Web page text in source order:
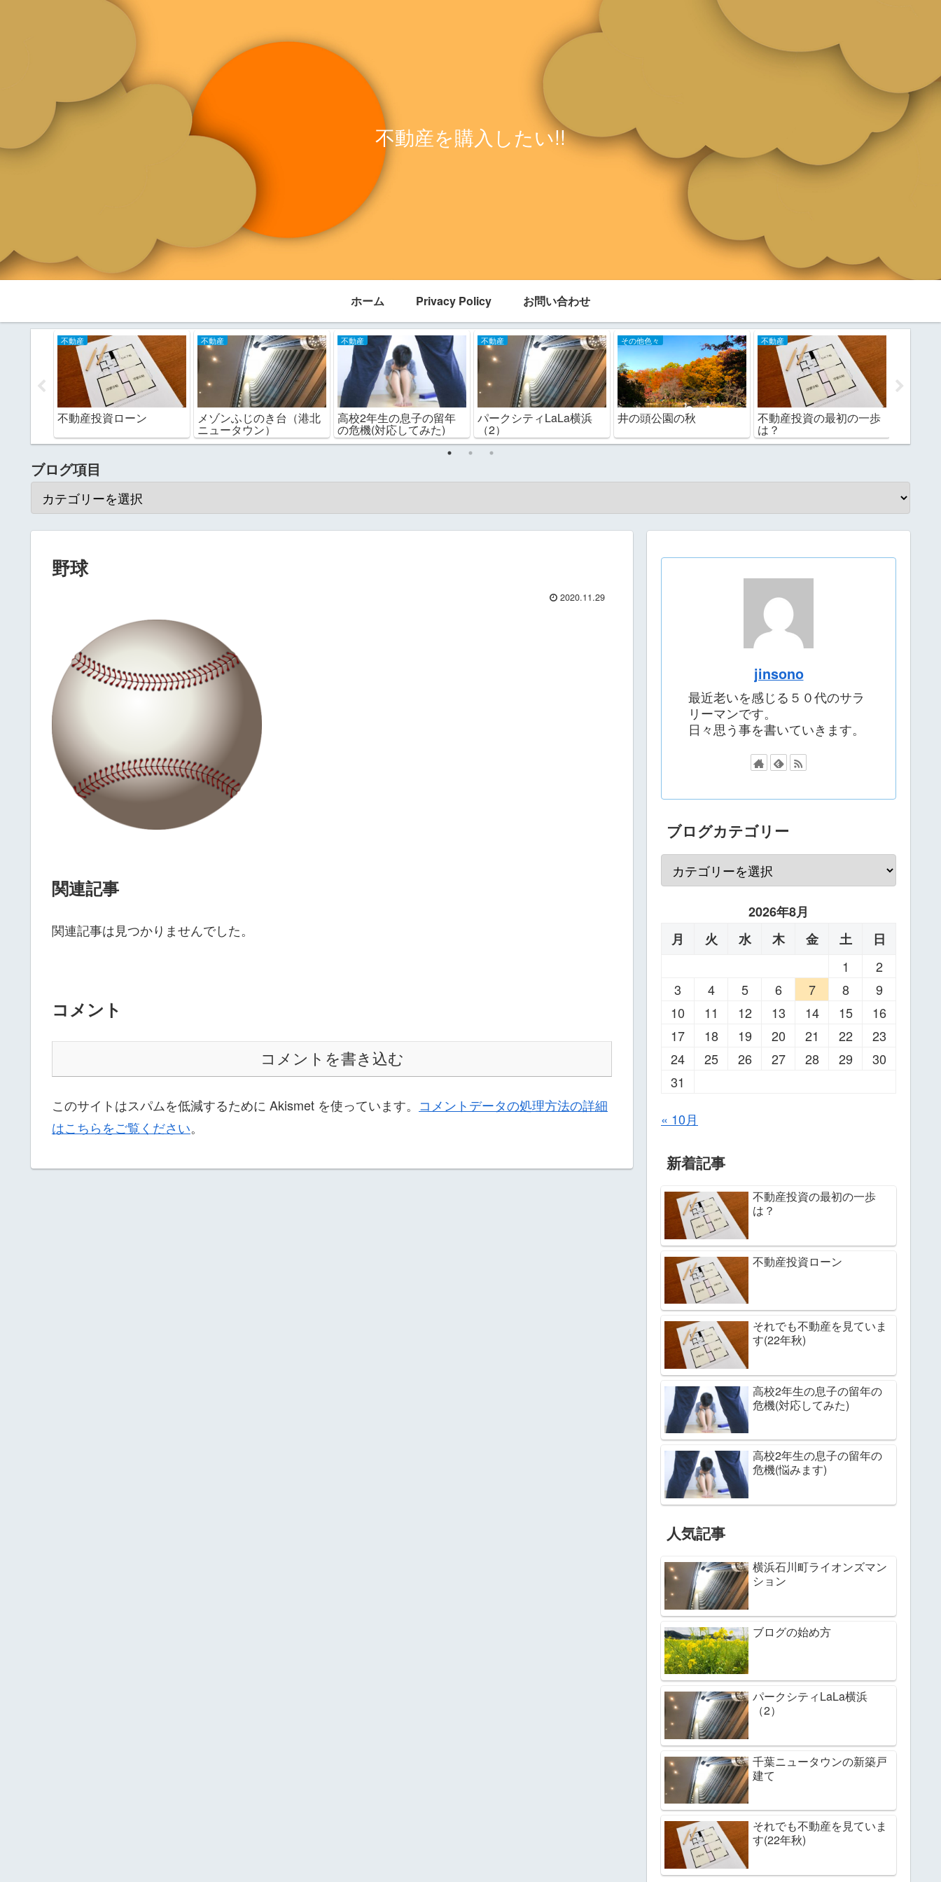
不動産を購入したい!!
ホーム Privacy Policy お問い合わせ
不動産
不動産投資ローン
不動産
メゾンふじのき台（港北
ニュータウン）
不動産
高校2年生の息子の留年
の危機(対応してみた)
不動産
パークシティLaLa横浜
（2）
その他色々
井の頭公園の秋
不動産
不動産投資の最初の一歩
は？
ブログ項目
野球
2020.11.29
関連記事
関連記事は見つかりませんでした。
コメント
コメントを書き込む
このサイトはスパムを低減するために Akismet を使っています。 コメントデータの処理方法の詳細
はこちらをご覧ください。
jinsono
最近老いを感じる５０代のサラ
リーマンです。
日々思う事を書いていきます。
ブログカテゴリー
2026年8月
月
火 水 木 金 土
日
1
2
3
4 5 6 7 8
9
10
11 12 13 14 15
16
17
18 19 20 21 22
23
24
25 26 27 28 29
30
31
« 10月
新着記事
不動産投資の最初の一歩
は？
不動産投資ローン
それでも不動産を見ていま
す(22年秋)
高校2年生の息子の留年の
危機(対応してみた)
高校2年生の息子の留年の
危機(悩みます)
人気記事
横浜石川町ライオンズマン
ション
ブログの始め方
パークシティLaLa横浜
（2）
千葉ニュータウンの新築戸
建て
それでも不動産を見ていま
す(22年秋)